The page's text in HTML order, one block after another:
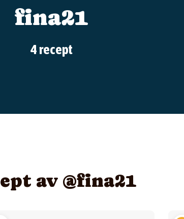
fina21
4 recept
av @fina21